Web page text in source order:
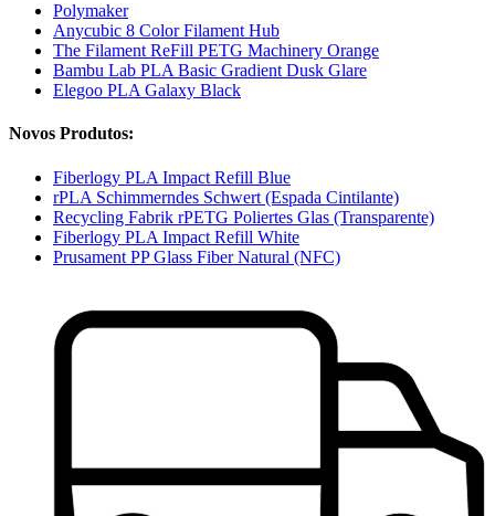
Polymaker
Anycubic 8 Color Filament Hub
The Filament ReFill PETG Machinery Orange
Bambu Lab PLA Basic Gradient Dusk Glare
Elegoo PLA Galaxy Black
Novos Produtos:
Fiberlogy PLA Impact Refill Blue
rPLA Schimmerndes Schwert (Espada Cintilante)
Recycling Fabrik rPETG Poliertes Glas (Transparente)
Fiberlogy PLA Impact Refill White
Prusament PP Glass Fiber Natural (NFC)